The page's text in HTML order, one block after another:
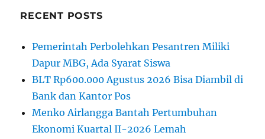
RECENT POSTS
Pemerintah Perbolehkan Pesantren Miliki
Dapur MBG, Ada Syarat Siswa
BLT Rp600.000 Agustus 2026 Bisa Diambil di
Bank dan Kantor Pos
Menko Airlangga Bantah Pertumbuhan
Ekonomi Kuartal II-2026 Lemah